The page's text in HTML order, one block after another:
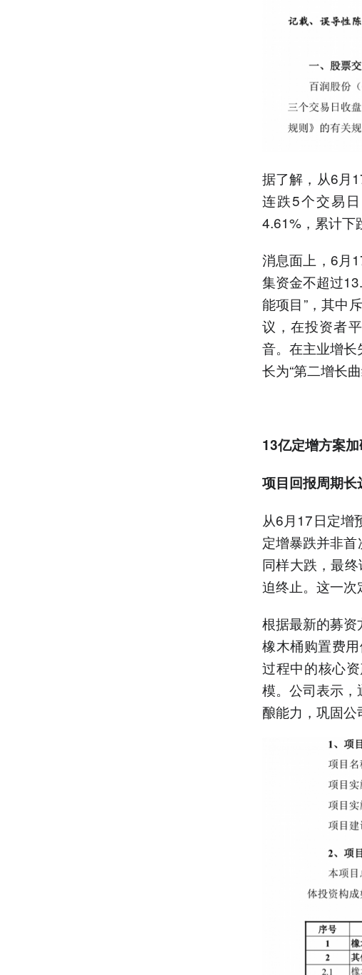
据了解，从6月
连跌5个交易
4.61%，累计下
消息面上，6月
集资金不超过
能项目”，其中
议，在投资者
音。在主业增
长为“第二增长曲
13亿定增方案
项目回报周期长
从6月17日定增
定增暴跌并非
同样大跌，最
迫终止。这一次
根据最新的募
橡木桶购置费
过程中的核心
模。公司表示
酿能力，巩固公